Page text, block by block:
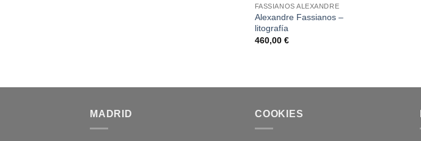
FASSIANOS ALEXANDRE
Alexandre Fassianos –
litografía
460,00 €
MADRID COOKIES